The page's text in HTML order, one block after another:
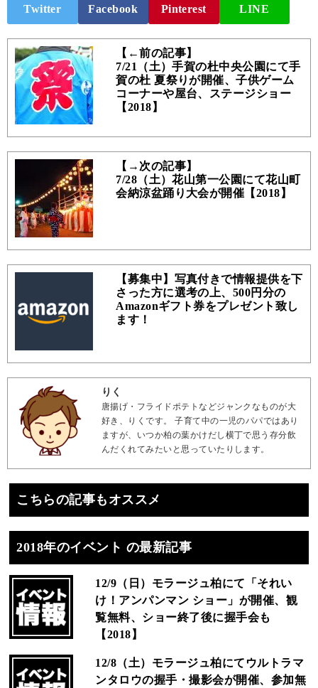
Twitter Facebook Pinterest LINE
【←前の記事】
7/21（土）手賀の杜中央公園にて手
賀の杜 夏祭りが開催、子供ゲーム
コーナーや屋台、ステージショー
【2018】
【→次の記事】
7/28（土）花山第一公園にて花山町
会納涼盆踊り大会が開催【2018】
【募集中】写真付きで情報提供を下
さった方に選考の上、500円分の
Amazonギフト券をプレゼント致し
ます！
りく
唐揚げ・フライドポテトなどジャンクなものが大
好き、りくです。 子育て中の一児のパパではあり
ますが、いつか柏の葉かけだし横丁で思う存分飲
んだくれてみたいと思っていたりします。
こちらの記事もオススメ
2018年のイベント の最新記事
12/9（日）モラージュ柏にて「それい
け！アンパンマン ショー」が開催、観
覧無料、ショー終了後に握手会も
【2018】
12/8（土）モラージュ柏にてウルトラマ
ンタロウの握手・撮影会が開催、参加無